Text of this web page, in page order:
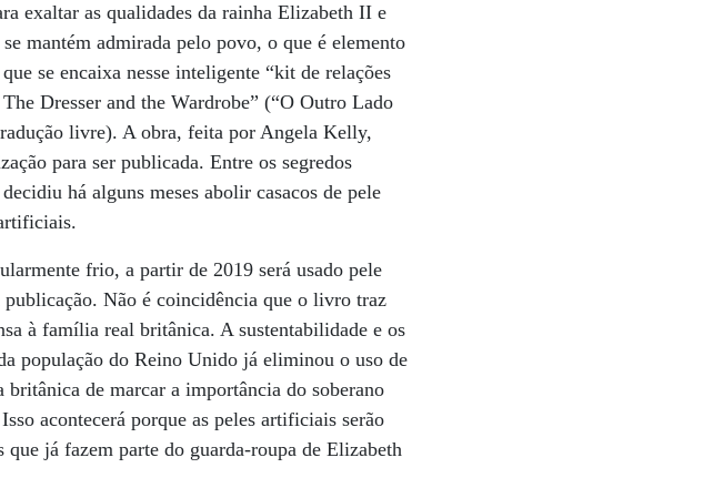
exaltar as qualidades da rainha Elizabeth II e
mantém admirada pelo povo, o que é elemento
se encaixa nesse inteligente “kit de relações
Dresser and the Wardrobe” (“O Outro Lado
livre). A obra, feita por Angela Kelly,
para ser publicada. Entre os segredos
há alguns meses abolir casacos de pele
frio, a partir de 2019 será usado pele
Não é coincidência que o livro traz
à família real britânica. A sustentabilidade e os
população do Reino Unido já eliminou o uso de
de marcar a importância do soberano
acontecerá porque as peles artificiais serão
que já fazem parte do guarda-roupa de Elizabeth